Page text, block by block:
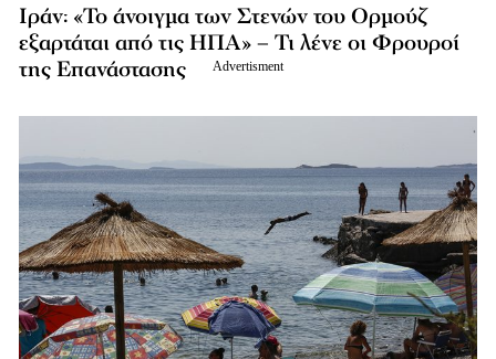
Ιράν: «Το άνοιγμα των Στενών του Ορμούζ
εξαρτάται από τις ΗΠΑ» – Τι λένε οι Φρουροί
της Επανάστασης